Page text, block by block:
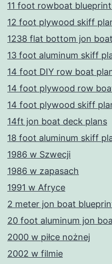
11 foot rowboat
12 foot plywood skiff
1238 flat bottom jon
13 foot aluminum skiff
14 foot DIY row boat
14 foot plywood row
14 foot plywood skiff
14ft jon boat deck plans
18 foot aluminum skiff
1986 w Szwecji
1986 w zapasach
1991 w Afryce
2 meter jon boat
20 foot aluminum jon
2000 w piłce nożnej
2002 w filmie